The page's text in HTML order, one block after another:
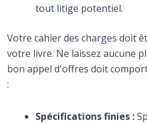
tout litige potentiel.
Votre cahier des charges doit
votre livre. Ne laissez aucune
bon appel d'offres doit
:
Spécifications finies :